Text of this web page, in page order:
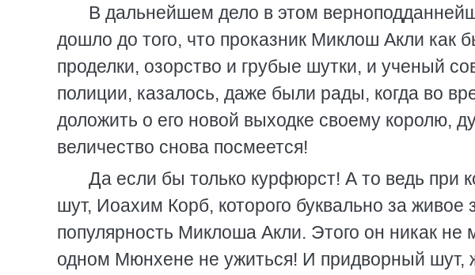
В дальнейшем дело в этом
дошло до того, что проказник Миклош Акли как
проделки, озорство и грубые шутки, и ученый
полиции, казалось, даже были рады, когда во
доложить о его новой выходке своему королю,
величество снова посмеется!
Да если бы только курфюрст! А то ведь при
шут, Иоахим Корб, которого буквально за живое
популярность Миклоша Акли. Этого он никак не
одном Мюнхене не ужиться! И придворный шут,